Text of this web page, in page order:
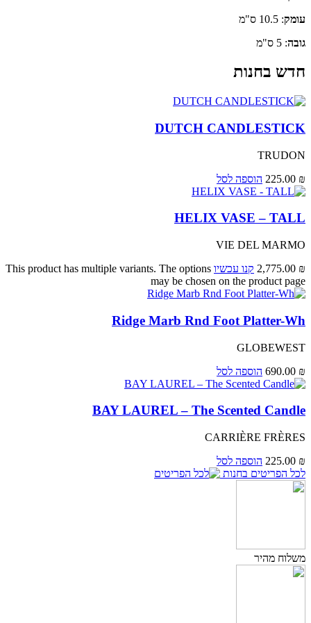
עומק: 10.5 ס"מ
גובה: 5 ס"מ
חדש בחנות
DUTCH CANDLESTICK
TRUDON
225.00 ₪ הוספה לסל
HELIX VASE – TALL
VIE DEL MARMO
2,775.00 ₪ קנו עכשיו This product has multiple variants. The options
may be chosen on the product page
Ridge Marb Rnd Foot Platter-Wh
GLOBEWEST
690.00 ₪ הוספה לסל
BAY LAUREL – The Scented Candle
CARRIÈRE FRÈRES
225.00 ₪
הוספה לסל
לכל הפריטים בחנות
משלוח מהיר